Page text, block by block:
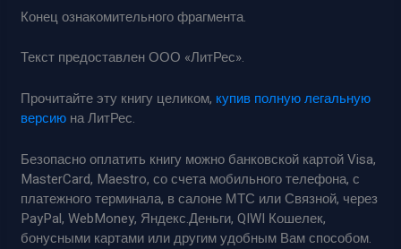
Конец ознакомительного фрагмента.
Текст предоставлен ООО «ЛитРес».
Прочитайте эту книгу целиком, купив полную легальную
версию на ЛитРес.
Безопасно оплатить книгу можно банковской картой Visa,
MasterCard, Maestro, со счета мобильного телефона, с
платежного терминала, в салоне МТС или Связной, через
PayPal, WebMoney, Яндекс.Деньги, QIWI Кошелек,
бонусными картами или другим удобным Вам способом.